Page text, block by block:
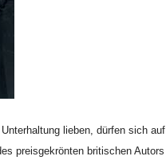
lieben, dürfen sich auf
preisgekrönten britischen Autors